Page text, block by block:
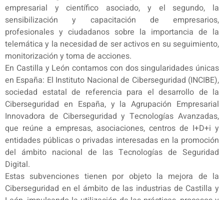
empresarial y científico asociado, y el segundo, la
sensibilización y capacitación de empresarios,
profesionales y ciudadanos sobre la importancia de la
telemática y la necesidad de ser activos en su seguimiento,
monitorización y toma de acciones.
En Castilla y León contamos con dos singularidades únicas
en España: El Instituto Nacional de Ciberseguridad (INCIBE),
sociedad estatal de referencia para el desarrollo de la
Ciberseguridad en España, y la Agrupación Empresarial
Innovadora de Ciberseguridad y Tecnologías Avanzadas,
que reúne a empresas, asociaciones, centros de I+D+i y
entidades públicas o privadas interesadas en la promoción
del ámbito nacional de las Tecnologías de Seguridad
Digital.
Estas subvenciones tienen por objeto la mejora de la
Ciberseguridad en el ámbito de las industrias de Castilla y